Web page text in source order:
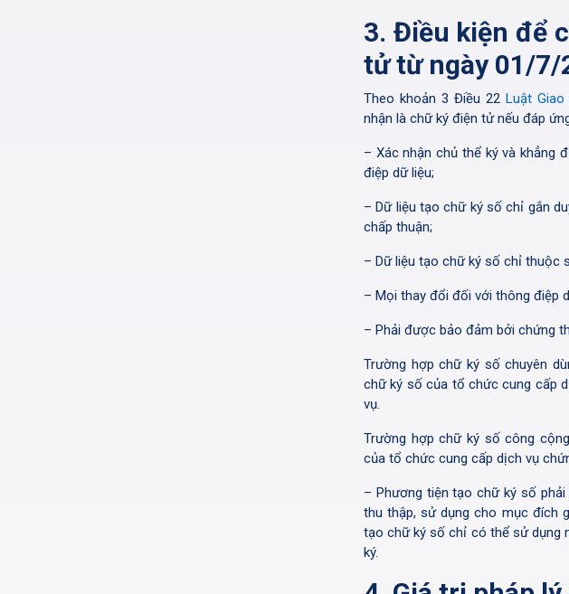
3. Điều kiện để
tử từ ngày 01/7/
Theo khoản 3 Điều 22 Luật
nhận là chữ ký điện tử nếu đáp
– Xác nhận chủ thể ký và khẳng
điệp dữ liệu;
– Dữ liệu tạo chữ ký số chỉ gắn
chấp thuận;
– Dữ liệu tạo chữ ký số chỉ thuộc
– Mọi thay đổi đối với thông điệp
– Phải được bảo đảm bởi chứng
Trường hợp chữ ký số chuyên
chữ ký số của tổ chức cung cấp
vụ.
Trường hợp chữ ký số công
của tổ chức cung cấp dịch vụ
– Phương tiện tạo chữ ký số
thu thập, sử dụng cho mục đích
tạo chữ ký số chỉ có thể sử dụng
ký.